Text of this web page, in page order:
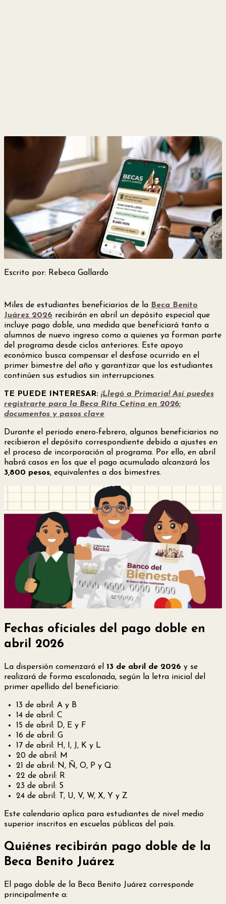
Escrito por: Rebeca Gallardo
Miles de estudiantes beneficiarios de la Beca Benito
Juárez 2026 recibirán en abril un depósito especial que
incluye pago doble, una medida que beneficiará tanto a
alumnos de nuevo ingreso como a quienes ya forman parte
del programa desde ciclos anteriores. Este apoyo
económico busca compensar el desfase ocurrido en el
primer bimestre del año y garantizar que los estudiantes
continúen sus estudios sin interrupciones.
TE PUEDE INTERESAR: ¡Llegó a Primaria! Así puedes
registrarte para la Beca Rita Cetina en 2026:
documentos y pasos clave
Durante el periodo enero-febrero, algunos beneficiarios no
recibieron el depósito correspondiente debido a ajustes en
el proceso de incorporación al programa. Por ello, en abril
habrá casos en los que el pago acumulado alcanzará los
3,800 pesos, equivalentes a dos bimestres.
Fechas oficiales del pago doble en
abril 2026
La dispersión comenzará el 13 de abril de 2026 y se
realizará de forma escalonada, según la letra inicial del
primer apellido del beneficiario:
13 de abril: A y B
14 de abril: C
15 de abril: D, E y F
16 de abril: G
17 de abril: H, I, J, K y L
20 de abril: M
21 de abril: N, Ñ, O, P y Q
22 de abril: R
23 de abril: S
24 de abril: T, U, V, W, X, Y y Z
Este calendario aplica para estudiantes de nivel medio
superior inscritos en escuelas públicas del país.
Quiénes recibirán pago doble de la
Beca Benito Juárez
El pago doble de la Beca Benito Juárez corresponde
principalmente a: